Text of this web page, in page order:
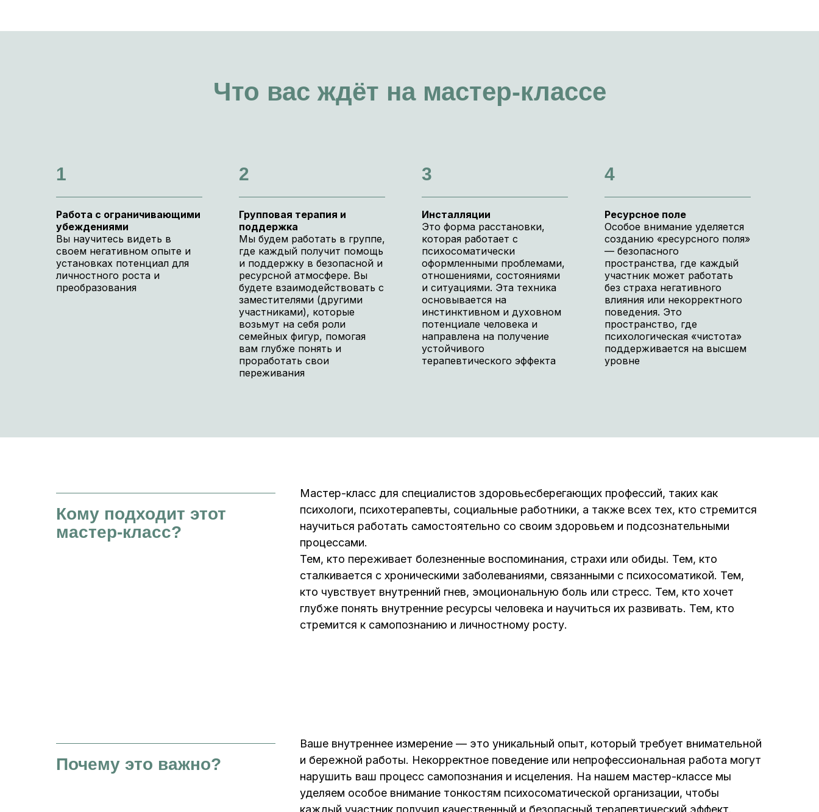
Что вас ждёт на мастер-классе
1
Работа с ограничивающими
убеждениями
Вы научитесь видеть в
своем негативном опыте и
установках потенциал для
личностного роста и
преобразования
2
Групповая терапия и
поддержка
Мы будем работать в группе,
где каждый получит помощь
и поддержку в безопасной и
ресурсной атмосфере. Вы
будете взаимодействовать с
заместителями (другими
участниками), которые
возьмут на себя роли
семейных фигур, помогая
вам глубже понять и
проработать свои
переживания
3
Инсталляции
Это форма расстановки,
которая работает с
психосоматически
оформленными проблемами,
отношениями, состояниями
и ситуациями. Эта техника
основывается на
инстинктивном и духовном
потенциале человека и
направлена на получение
устойчивого
терапевтического эффекта
4
Ресурсное поле
Особое внимание уделяется
созданию «ресурсного поля»
— безопасного
пространства, где каждый
участник может работать
без страха негативного
влияния или некорректного
поведения. Это
пространство, где
психологическая «чистота»
поддерживается на высшем
уровне
Кому подходит этот
мастер-класс?
Мастер-класс для специалистов здоровьесберегающих профессий, таких как
психологи, психотерапевты, социальные работники, а также всех тех, кто стремится
научиться работать самостоятельно со своим здоровьем и подсознательными
процессами.
Тем, кто переживает болезненные воспоминания, страхи или обиды. Тем, кто
сталкивается с хроническими заболеваниями, связанными с психосоматикой. Тем,
кто чувствует внутренний гнев, эмоциональную боль или стресс. Тем, кто хочет
глубже понять внутренние ресурсы человека и научиться их развивать. Тем, кто
стремится к самопознанию и личностному росту.
Почему это важно?
Ваше внутреннее измерение — это уникальный опыт, который требует внимательной
и бережной работы. Некорректное поведение или непрофессиональная работа могут
нарушить ваш процесс самопознания и исцеления. На нашем мастер-классе мы
уделяем особое внимание тонкостям психосоматической организации, чтобы
каждый участник получил качественный и безопасный терапевтический эффект.
Адрес:
м. Октябрьское поле
ул. Маршала Вершинина, 10
Приходите!